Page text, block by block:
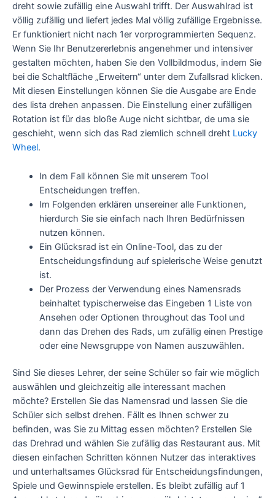
dreht sowie zufällig eine Auswahl trifft. Der Auswahlrad ist
völlig zufällig und liefert jedes Mal völlig zufällige Ergebnisse.
Er funktioniert nicht nach 1er vorprogrammierten Sequenz.
Wenn Sie Ihr Benutzererlebnis angenehmer und intensiver
gestalten möchten, haben Sie den Vollbildmodus, indem Sie
bei die Schaltfläche „Erweitern“ unter dem Zufallsrad klicken.
Mit diesen Einstellungen können Sie die Ausgabe are Ende
des lista drehen anpassen. Die Einstellung einer zufälligen
Rotation ist für das bloße Auge nicht sichtbar, de uma sie
geschieht, wenn sich das Rad ziemlich schnell dreht Lucky
Wheel.
In dem Fall können Sie mit unserem Tool
Entscheidungen treffen.
Im Folgenden erklären unsereiner alle Funktionen,
hierdurch Sie sie einfach nach Ihren Bedürfnissen
nutzen können.
Ein Glücksrad ist ein Online-Tool, das zu der
Entscheidungsfindung auf spielerische Weise genutzt
ist.
Der Prozess der Verwendung eines Namensrads
beinhaltet typischerweise das Eingeben 1 Liste von
Ansehen oder Optionen throughout das Tool und
dann das Drehen des Rads, um zufällig einen Prestige
oder eine Newsgruppe von Namen auszuwählen.
Sind Sie dieses Lehrer, der seine Schüler so fair wie möglich
auswählen und gleichzeitig alle interessant machen
möchte? Erstellen Sie das Namensrad und lassen Sie die
Schüler sich selbst drehen. Fällt es Ihnen schwer zu
befinden, was Sie zu Mittag essen möchten? Erstellen Sie
das Drehrad und wählen Sie zufällig das Restaurant aus. Mit
diesen einfachen Schritten können Nutzer das interaktives
und unterhaltsames Glücksrad für Entscheidungsfindungen,
Spiele und Gewinnspiele erstellen. Es bleibt zufällig auf 1